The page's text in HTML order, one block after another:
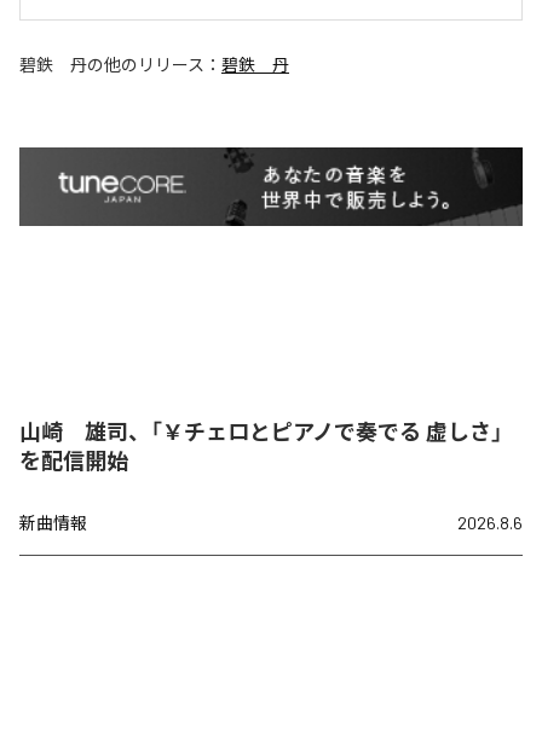
碧鉄 丹の他のリリース： 碧鉄 丹
山崎 雄司、「￥チェロとピアノで奏でる 虚しさ」
を配信開始
新曲情報 2026.8.6